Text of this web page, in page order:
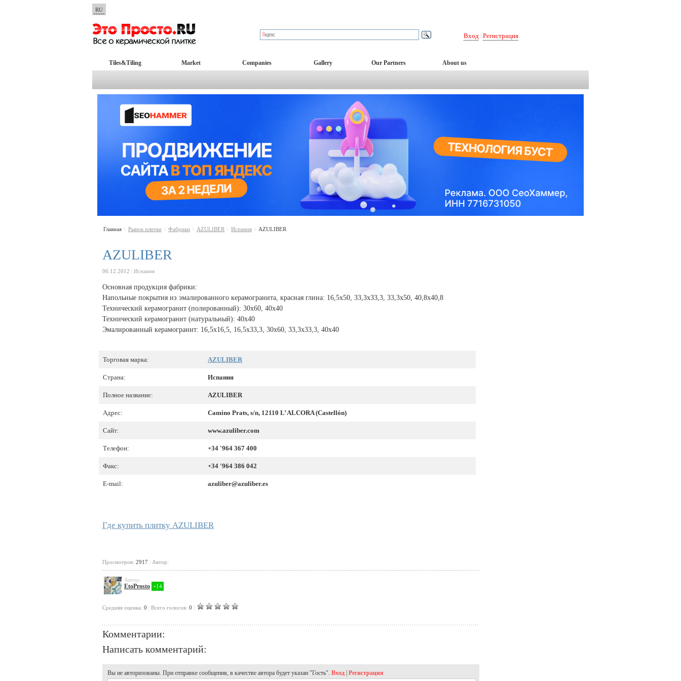
RU
Вход Регистрация
Tiles&Tiling Market Companies Gallery Our Partners About us
Главная \ Рынок плитки \ Фабрики \ AZULIBER \ Испания \ AZULIBER
AZULIBER
06.12.2012 Испания
Основная продукция фабрики:
Напольные покрытия из эмалированного керамогранита, красная глина: 16,5x50, 33,3x33,3, 33,3x50, 40,8x40,8
Технический керамогранит (полированный): 30x60, 40x40
Технический керамогранит (натуральный): 40x40
Эмалированный керамогранит: 16,5x16,5, 16,5x33,3, 30x60, 33,3x33,3, 40x40
Торговая марка: AZULIBER
Страна: Испания
Полное название: AZULIBER
Адрес: Camino Prats, s/n, 12110 L’ ALCORA (Castellón)
Сайт: www.azuliber.com
Телефон: +34 '964 367 400
Факс: +34 '964 386 042
E-mail: azuliber@azuliber.es
Где купить плитку AZULIBER
Просмотров: 2917 Автор:
Автор:
EtoProsto +14
Cредняя оценка: 0 Всего голосов: 0
Комментарии:
Написать комментарий:
Вы не авторизованы. При отправке сообщения, в качестве автора будет указан "Гость". Вход | Регистрация